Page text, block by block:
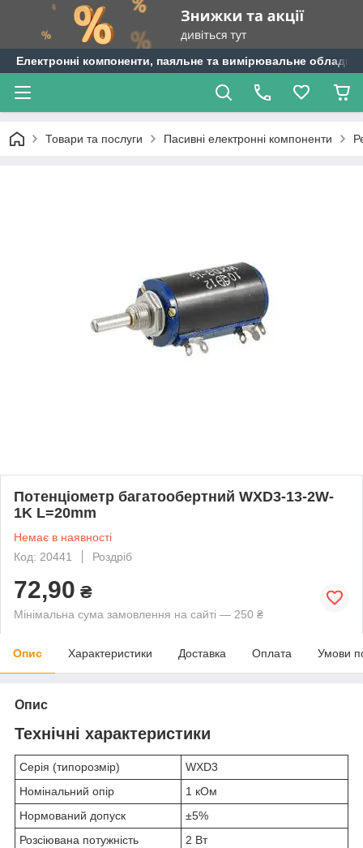
Електронні компоненти, паяльне та вимірювальне
Товари та послуги Пасивні електронні компоненти
Потенціометр багатообертний WXD3-13-2W-
1K L=20mm
Немає в наявності
Код: 20441
Роздріб
72,90 ₴
Мінімальна сума замовлення на сайті — 250 ₴
Опис Характеристики Доставка Оплата Умови
Опис
Технічні характеристики
Серія (типорозмір)
WXD3
Номінальний опір
1 кОм
Нормований допуск
±5%
Розсіювана потужність
2 Вт